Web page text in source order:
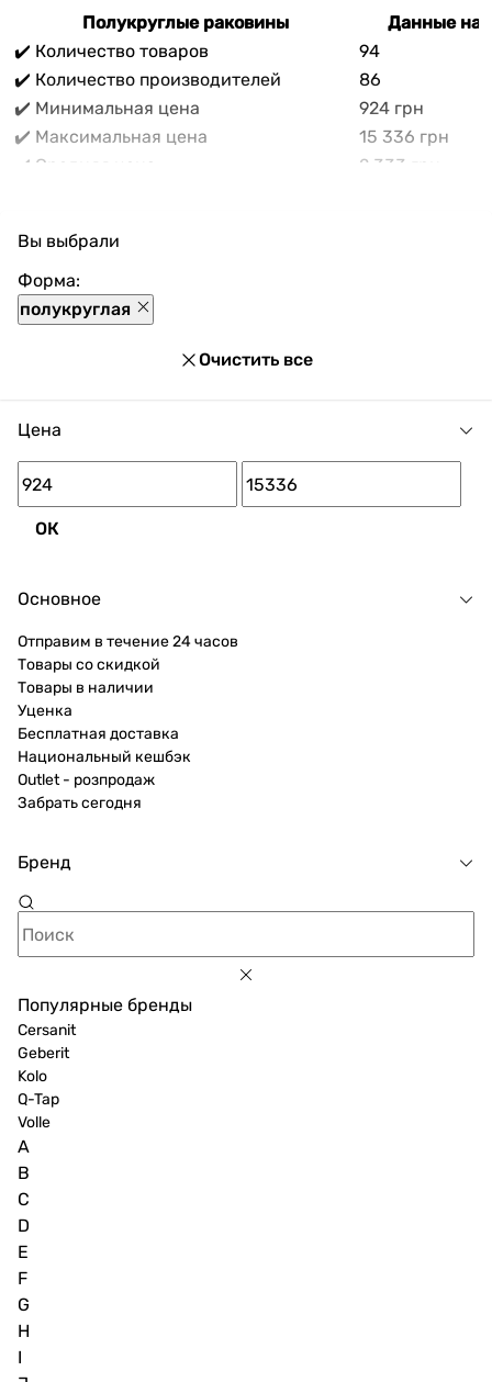
Полукруглые раковины
Данные на
✔️ Количество товаров
94
✔️ Количество производителей
86
✔️ Минимальная цена
924 грн
✔️ Максимальная цена
15 336 грн
✔️ Средняя цена
2 333 грн
При покупке Полукруглые раковины в нашем
магазине доступны разнообразные способы оплаты,
покупка в кредит и множество акций и скидок для
каждого покупателя.
Вы выбрали
Форма:
полукруглая
Очистить все
Цена
ОК
Основное
Отправим в течение 24 часов
Товары со скидкой
Товары в наличии
Уценка
Бесплатная доставка
Национальный кешбэк
Outlet - розпродаж
Забрать сегодня
Бренд
Популярные бренды
Cersanit
Geberit
Kolo
Q-Tap
Volle
A
B
C
D
E
F
G
H
I